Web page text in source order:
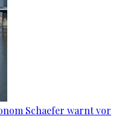
Schaefer warnt vor